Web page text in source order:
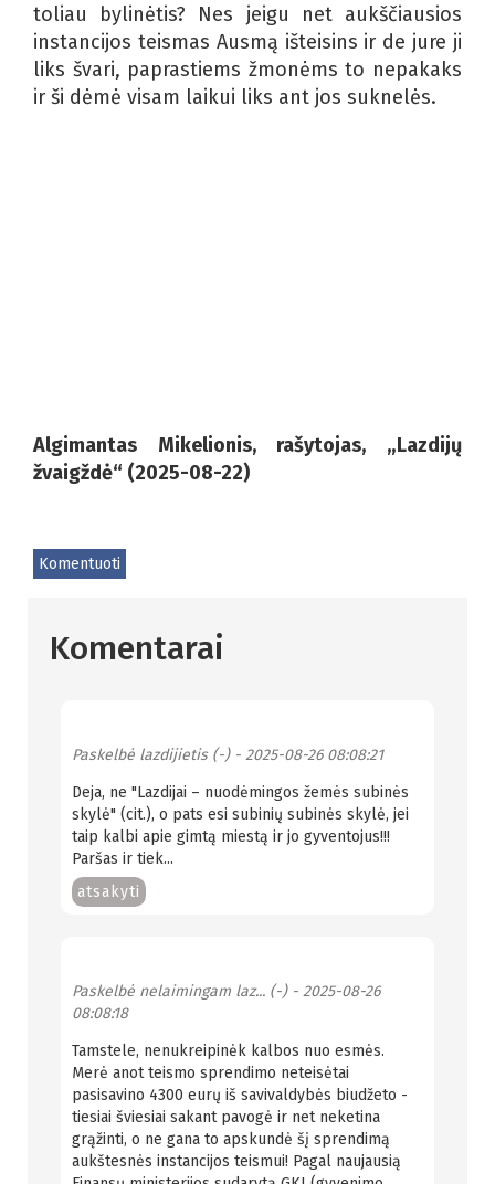
toliau bylinėtis? Nes jeigu net aukščiausios
instancijos teismas Ausmą išteisins ir de jure ji
liks švari, paprastiems žmonėms to nepakaks
ir ši dėmė visam laikui liks ant jos suknelės.
Algimantas Mikelionis, rašytojas, „Lazdijų
žvaigždė“ (2025-08-22)
Komentuoti
Komentarai
Paskelbė lazdijietis (-)- 2025-08-26 08:08:21
Deja, ne "Lazdijai – nuodėmingos žemės subinės
skylė" (cit.), o pats esi subinių subinės skylė, jei
taip kalbi apie gimtą miestą ir jo gyventojus!!!
Paršas ir tiek...
atsakyti
Paskelbė nelaimingam laz... (-)- 2025-08-26
08:08:18
Tamstele, nenukreipinėk kalbos nuo esmės.
Merė anot teismo sprendimo neteisėtai
pasisavino 4300 eurų iš savivaldybės biudžeto -
tiesiai šviesiai sakant pavogė ir net neketina
grąžinti, o ne gana to apskundė šį sprendimą
aukštesnės instancijos teismui! Pagal naujausią